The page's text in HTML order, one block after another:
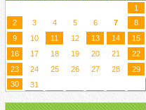
1
2
3 4 5 6 7
8
9
10 11 12 13 14
15
16
17 18 19 20 21
22
23
24 25 26 27 28
29
30
31